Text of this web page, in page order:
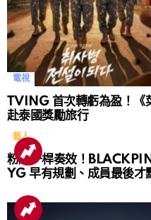
電視
TVING 首次轉虧為盈！《
赴泰國獎勵旅行
藝人
粉絲一桿奏效！
YG 早有規劃、成員最後才